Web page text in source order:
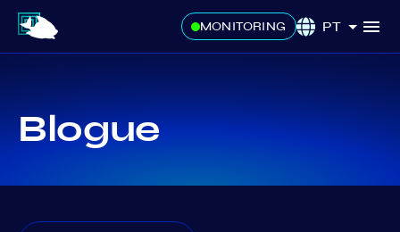
MONITORING PT
Blogue